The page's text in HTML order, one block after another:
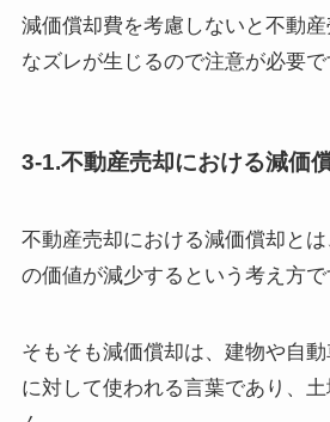
減価償却費を考慮しないと不動
なズレが生じるので注意が必要で
3-1.不動産売却における減価
不動産売却における減価償却と
の価値が減少するという考え方で
そもそも減価償却は、建物や自
に対して使われる言葉であり、